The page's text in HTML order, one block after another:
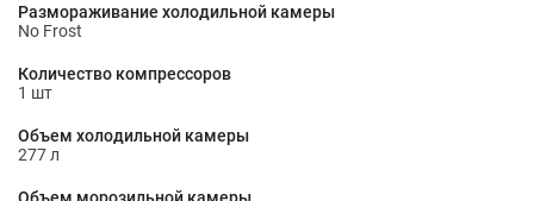
Размораживание холодильной камеры
No Frost
Количество компрессоров
1 шт
Объем холодильной камеры
277 л